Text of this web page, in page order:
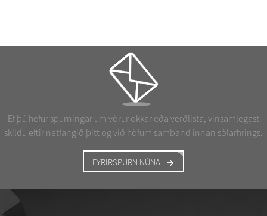
Ef þú hefur spurningar um vörur okkar eða verðlista, vinsamlegast
skildu eftir netfangið þitt og við höfum samband innan sólarhrings.
FYRIRSPURN NÚNA